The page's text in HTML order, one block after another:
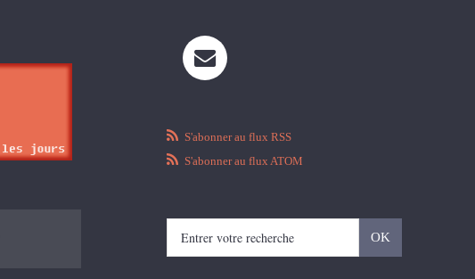
S'abonner au flux RSS
S'abonner au flux ATOM